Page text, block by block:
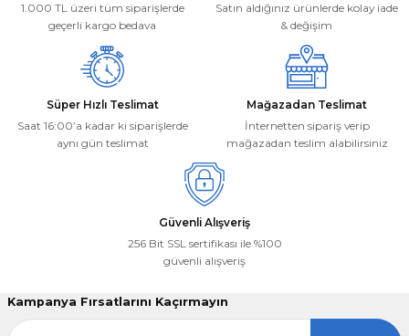
1.000 TL üzeri tüm siparişlerde
geçerli kargo bedava
Satın aldığınız ürünlerde kolay iade
& değişim
Süper Hızlı Teslimat
Saat 16:00’a kadar ki siparişlerde
aynı gün teslimat
Mağazadan Teslimat
İnternetten sipariş verip
mağazadan teslim alabilirsiniz
Güvenli Alışveriş
256 Bit SSL sertifikası ile %100
güvenli alışveriş
Kampanya Fırsatlarını Kaçırmayın